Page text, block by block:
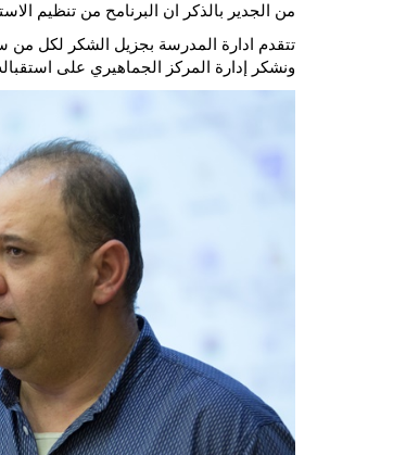
من الجدير بالذكر ان البرنامح من تنظيم
تتقدم ادارة المدرسة بجزيل الشكر لكل من
ونشكر إدارة المركز الجماهيري على